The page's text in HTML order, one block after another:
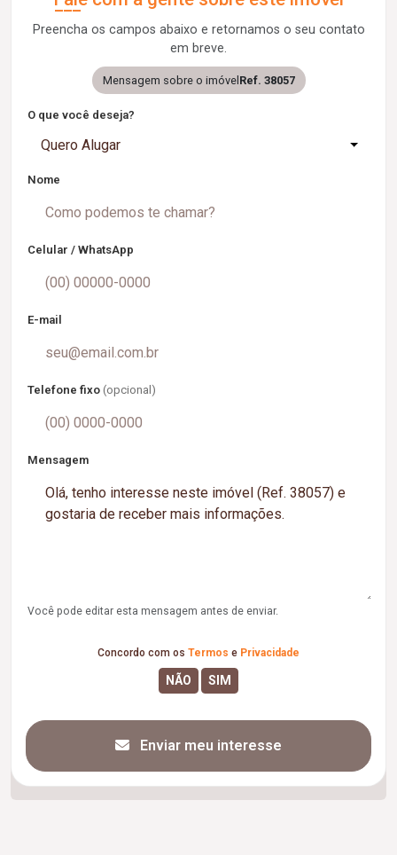
Preencha os campos abaixo e retornamos o seu contato
em breve.
Mensagem sobre o imóvelRef. 38057
O que você deseja?
Quero Alugar
Nome
Celular / WhatsApp
E-mail
Telefone fixo (opcional)
Mensagem
Você pode editar esta mensagem antes de enviar.
Concordo com os Termos e Privacidade
Enviar meu interesse